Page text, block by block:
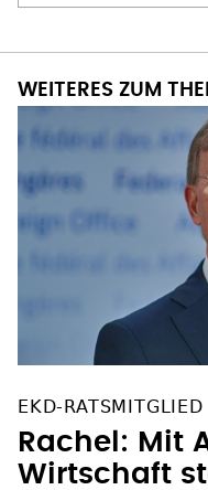
WEITERES ZUM
EKD-
Rachel: Mit
Wirtschaft